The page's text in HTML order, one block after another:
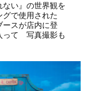
ない』の世界観を
グで使用された
ースが店内に登
って 写真撮影も